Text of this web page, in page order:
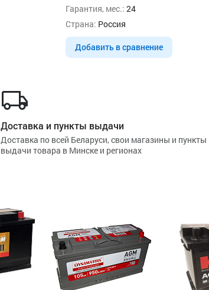
Гарантия, мес.: 24
Страна: Россия
Добавить в сравнение
Доставка и пункты выдачи
Доставка по всей Беларуси, свои магазины и пункты
выдачи товара в Минске и регионах